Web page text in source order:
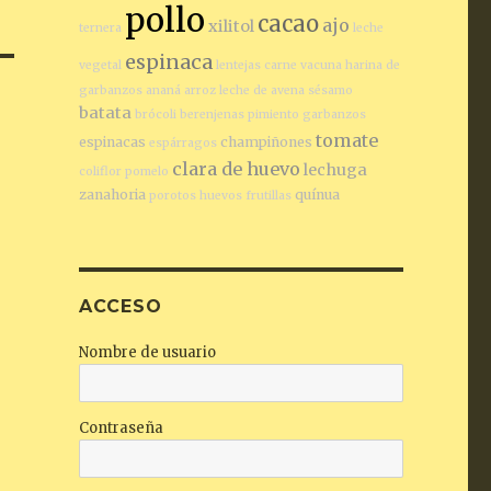
ternera pollo xilitol cacao ajo leche
vegetal espinaca lentejas carne vacuna harina de
garbanzos ananá arroz leche de avena sésamo
batata brócoli berenjenas pimiento garbanzos
espinacas espárragos champiñones tomate
coliflor pomelo clara de huevo lechuga
zanahoria porotos huevos frutillas quínua
ACCESO
Nombre de usuario
Contraseña